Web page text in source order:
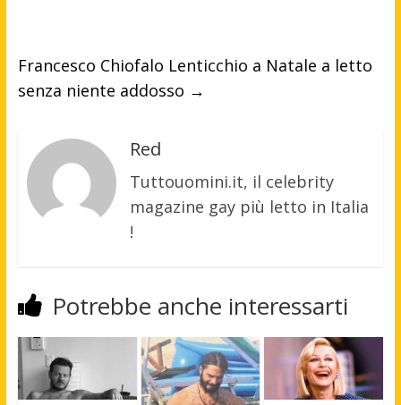
Francesco Chiofalo Lenticchio a Natale a letto
senza niente addosso →
Red
Tuttouomini.it, il celebrity
magazine gay più letto in Italia
!
Potrebbe anche interessarti